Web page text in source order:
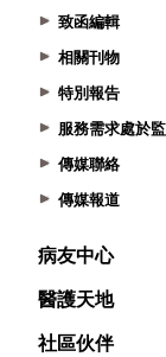
致函編輯
相關刊物
特別報告
服務需求處於
傳媒聯絡
傳媒報道
病友中心
醫護天地
社區伙伴